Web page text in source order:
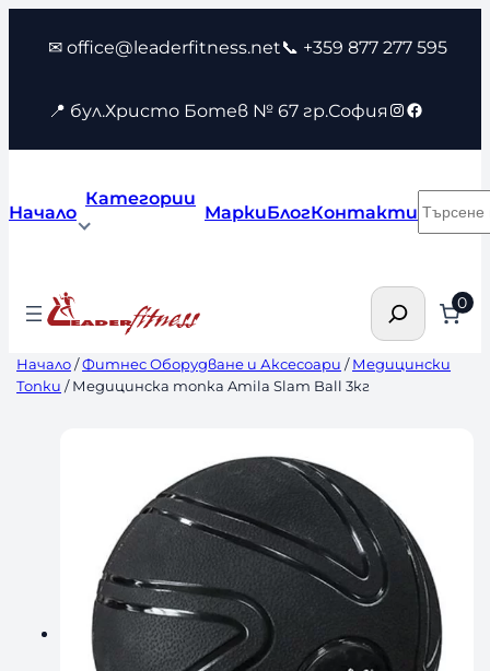
съдържанието
✉ office@leaderfitness.net📞 +359 877 277 595
📍 бул.Христо Ботев № 67 гр.София Instagram
Facebook
Начало
Категории
МаркиБлогКонтакти
Търсене 0
Начало/Фитнес Оборудване и Аксесоари /Медицински
Топки / Медицинска топка Amila Slam Ball 3кг